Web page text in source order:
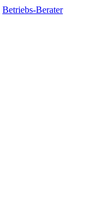
Betriebs-Berater